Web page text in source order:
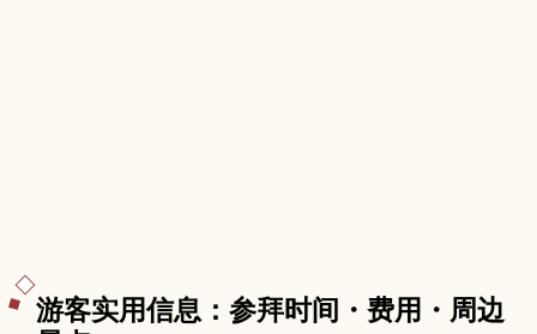
游客实用信息：参拜时间・费用・周边